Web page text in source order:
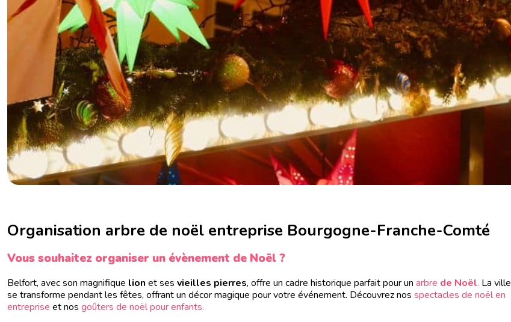
Séminaire Strasbourg
Séminaire Toulouse
Organisation arbre de noël entreprise Bourgogne-Franche-Comté
Vous souhaitez organiser un évènement de Noël ?
Belfort, avec son magnifique lion et ses vieilles pierres, offre un cadre historique parfait pour un arbre de Noël. La ville
se transforme pendant les fêtes, offrant un décor magique pour votre événement. Découvrez nos spectacles de noël en
entreprise et nos goûters de noël pour enfants.